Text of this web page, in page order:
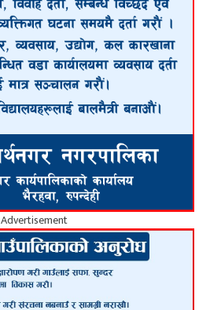
Advertisement